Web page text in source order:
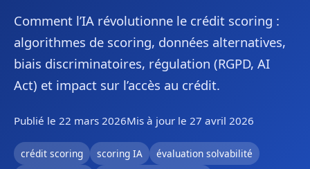
Comment l’IA révolutionne le crédit scoring :
algorithmes de scoring, données alternatives,
biais discriminatoires, régulation (RGPD, AI
Act) et impact sur l’accès au crédit.
Publié le 22 mars 2026Mis à jour le 27 avril 2026
crédit scoring scoring IA
évaluation solvabilité